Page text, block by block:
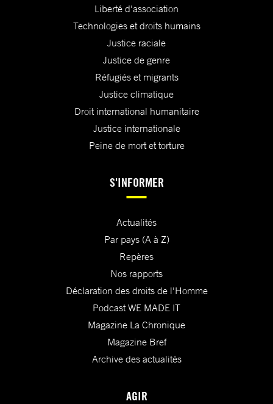
Liberté d'association
Technologies et droits humains
Justice raciale
Justice de genre
Réfugiés et migrants
Justice climatique
Droit international humanitaire
Justice internationale
Peine de mort et torture
S'INFORMER
Actualités
Par pays (A à Z)
Repères
Nos rapports
Déclaration des droits de l'Homme
Podcast WE MADE IT
Magazine La Chronique
Magazine Bref
Archive des actualités
AGIR